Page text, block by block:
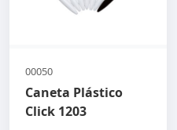
00050
Caneta Plástico
Click 1203